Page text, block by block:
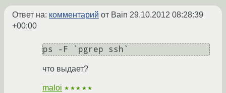
Ответ на: комментарий от Bain 29.10.2012 08:28:39
+00:00
ps -F `pgrep ssh`
что выдает?
maloi ★★★★★